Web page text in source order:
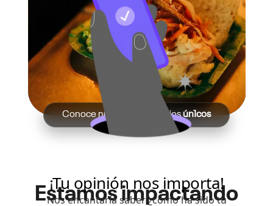
Conoce nuestros comerciosún1cos
Estamos impactando